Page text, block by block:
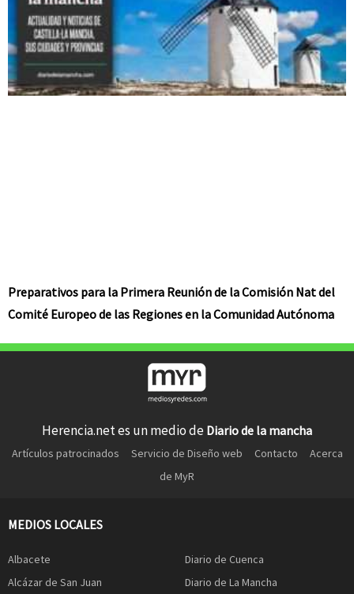
Preparativos para la Primera Reunión de la Comisión Nat del
Comité Europeo de las Regiones en la Comunidad Autónoma
Herencia.net es un medio de Diario de la mancha
Artículos patrocinados Servicio de Diseño web Contacto
Acerca
de MyR
MEDIOS LOCALES
Albacete
Alcázar de San Juan
Diario de Cuenca
Diario de La Mancha